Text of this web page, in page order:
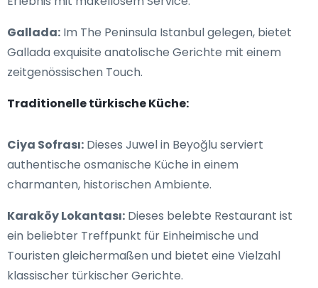
Gallada: Im The Peninsula Istanbul gelegen, bietet
Gallada exquisite anatolische Gerichte mit einem
zeitgenössischen Touch.
Traditionelle türkische Küche:
Ciya Sofrası: Dieses Juwel in Beyoğlu serviert
authentische osmanische Küche in einem
charmanten, historischen Ambiente.
Karaköy Lokantası: Dieses belebte Restaurant ist
ein beliebter Treffpunkt für Einheimische und
Touristen gleichermaßen und bietet eine Vielzahl
klassischer türkischer Gerichte.